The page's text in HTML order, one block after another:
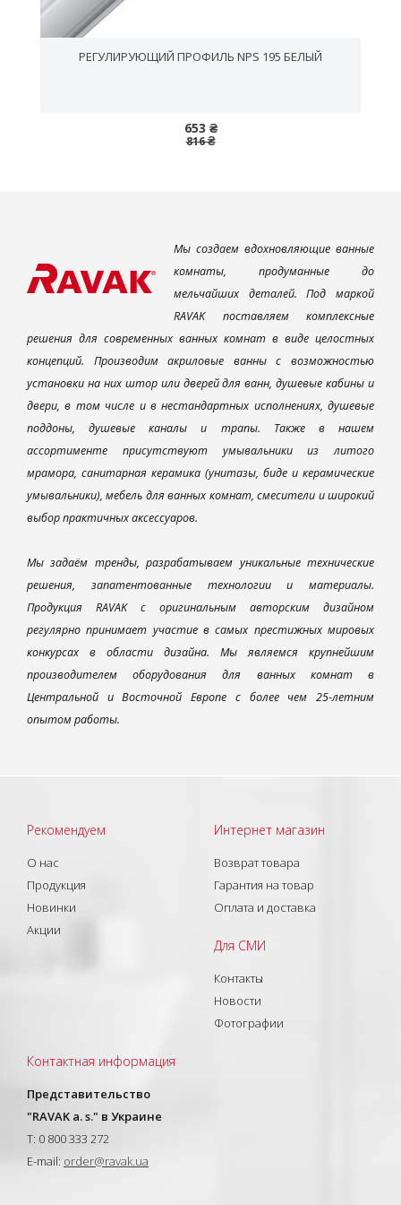
РЕГУЛИРУЮЩИЙ ПРОФИЛЬ NPS 195 БЕЛЫЙ
653 ₴
816 ₴
Мы создаем вдохновляющие ванные
комнаты, продуманные до
мельчайших деталей. Под маркой
RAVAK поставляем комплексные
решения для современных ванных комнат в виде целостных
концепций. Производим акриловые ванны с возможностью
установки на них штор или дверей для ванн, душевые кабины и
двери, в том числе и в нестандартных исполнениях, душевые
поддоны, душевые каналы и трапы. Также в нашем
ассортименте присутствуют умывальники из литого
мрамора, санитарная керамика (унитазы, биде и керамические
умывальники), мебель для ванных комнат, смесители и широкий
выбор практичных аксессуаров.
Мы задаём тренды, разрабатываем уникальные технические
решения, запатентованные технологии и материалы.
Продукция RAVAK с оригинальным авторским дизайном
регулярно принимает участие в самых престижных мировых
конкурсах в области дизайна. Мы являемся крупнейшим
производителем оборудования для ванных комнат в
Центральной и Восточной Европе с более чем 25-летним
опытом работы.
Рекомендуем
О нас
Продукция
Новинки
Акции
Интернет магазин
Возврат товара
Гарантия на товар
Оплата и доставка
Для СМИ
Контакты
Новости
Фотографии
Контактная информация
Представительство
"RAVAK a. s." в Украине
T: 0 800 333 272
E-mail: order@ravak.ua